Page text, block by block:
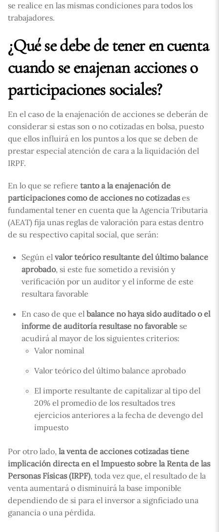
se realice en las mismas condiciones para todos los
trabajadores.
¿Qué se debe de tener en cuenta
cuando se enajenan acciones o
participaciones sociales?
En el caso de la enajenación de acciones se deberán de
considerar si estas son o no cotizadas en bolsa, puesto
que ellos influirá en los puntos a los que se deben de
prestar especial atención de cara a la liquidación del
IRPF.
En lo que se refiere tanto a la enajenación de
participaciones como de acciones no cotizadases
fundamental tener en cuenta que la Agencia Tributaria
(AEAT) fija unas reglas de valoración para estas dentro
de su respectivo capital social, que serán:
Según elvalor teórico resultante del último balance
aprobado, si este fue sometido a revisión y
verificación por un auditor y el informe de este
resultara favorable
En caso de que elbalance no haya sido auditado o el
informe de auditoría resultase no favorable se
acudirá al mayor de los siguientes criterios:
Valor nominal
Valor teórico del último balance aprobado
El importe resultante de capitalizar al tipo del
20% el promedio de los resultados tres
ejercicios anteriores a la fecha de devengo del
impuesto
Por otro lado, la venta de acciones cotizadas tiene
implicación directa en el Impuesto sobre la Renta de las
Personas Físicas (IRPF), toda vez que, el resultado de la
venta aumentará o disminuirá la base imponible
dependiendo de si para el inversor a signficiado una
ganancia o una pérdida.